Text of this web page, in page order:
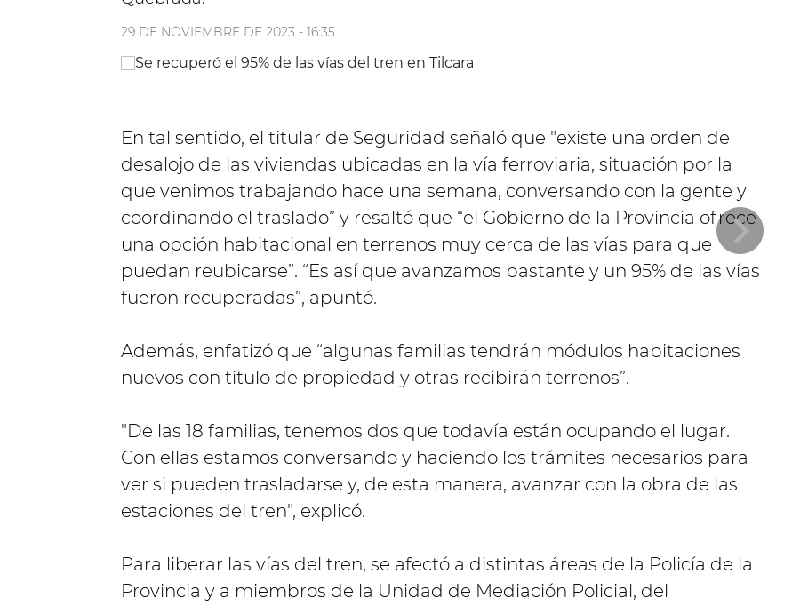
29 DE NOVIEMBRE DE 2023 - 16:35
En tal sentido, el titular de Seguridad señaló que "existe una orden de
desalojo de las viviendas ubicadas en la vía ferroviaria, situación por la
que venimos trabajando hace una semana, conversando con la gente y
coordinando el traslado” y resaltó que “el Gobierno de la Provincia ofrece
una opción habitacional en terrenos muy cerca de las vías para que
puedan reubicarse”. “Es así que avanzamos bastante y un 95% de las vías
fueron recuperadas”, apuntó.
Además, enfatizó que “algunas familias tendrán módulos habitaciones
nuevos con título de propiedad y otras recibirán terrenos”.
"De las 18 familias, tenemos dos que todavía están ocupando el lugar.
Con ellas estamos conversando y haciendo los trámites necesarios para
ver si pueden trasladarse y, de esta manera, avanzar con la obra de las
estaciones del tren", explicó.
Para liberar las vías del tren, se afectó a distintas áreas de la Policía de la
Provincia y a miembros de la Unidad de Mediación Policial, del